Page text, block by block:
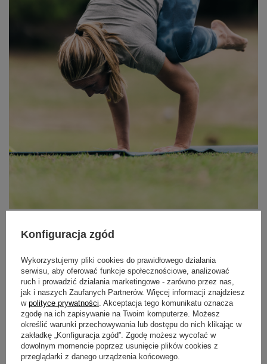
Rady dla początkujących i
zaawansowanych
Pozycja Wrony może być wyzwaniem dla osób
początkujących.Aby ułatwić sobie wykonanie tej asany,
warto pamiętać o kilku modyfikacjach i wskazówkach.
Rady dla początkujących:
Konfiguracja zgód
Wykorzystujemy pliki cookies do prawidłowego działania
serwisu, aby oferować funkcje społecznościowe, analizować
ruch i prowadzić działania marketingowe - zarówno przez nas,
jak i naszych Zaufanych Partnerów. Więcej informacji znajdziesz
w polityce prywatności . Akceptacja tego komunikatu oznacza
zgodę na ich zapisywanie na Twoim komputerze. Możesz
określić warunki przechowywania lub dostępu do nich klikając w
zakładkę „Konfiguracja zgód”. Zgodę możesz wycofać w
dowolnym momencie poprzez usunięcie plików cookies z
przeglądarki z danego urządzenia końcowego.